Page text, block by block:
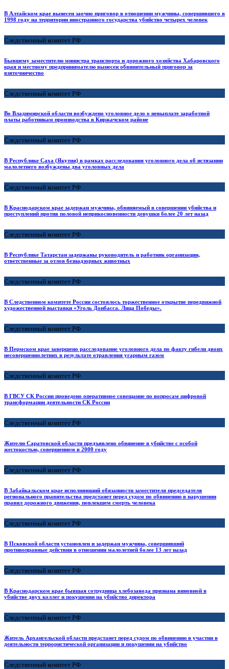
В Алтайском крае вынесен заочно приговор в отношении мужчины, совершившего в
1998 году на территории иностранного государства убийство четырех человек
Следственный комитет РФ
Бывшему заместителю министра транспорта и дорожного хозяйства Хабаровского
края и местному предпринимателю вынесен обвинительный приговор за
взяточничество
Следственный комитет РФ
Во Владимирской области возбуждено уголовное дело о невыплате заработной
платы работникам производства в Киржачском районе
Следственный комитет РФ
В Республике Саха (Якутия) в рамках расследования уголовного дела об истязании
малолетнего возбуждены два уголовных дела
Следственный комитет РФ
В Краснодарском крае задержан мужчина, обвиняемый в совершении убийства и
преступлений против половой неприкосновенности девушки более 20 лет назад
Следственный комитет РФ
В Республике Татарстан задержаны руководитель и работник организации,
ответственные за отлов безнадзорных животных
Следственный комитет РФ
В Следственном комитете России состоялось торжественное открытие передвижной
художественной выставки «Уголь Донбасса. Лица Победы».
Следственный комитет РФ
В Пермском крае завершено расследование уголовного дела по факту гибели двоих
несовершеннолетних в результате отравления угарным газом
Следственный комитет РФ
В ГВСУ СК России проведено оперативное совещание по вопросам цифровой
трансформации деятельности СК России
Следственный комитет РФ
Жителю Саратовской области предъявлено обвинение в убийстве с особой
жестокостью, совершенном в 2000 году
Следственный комитет РФ
В Забайкальском крае исполняющий обязанности заместителя председателя
регионального правительства предстанет перед судом по обвинению в нарушении
правил дорожного движения, повлекшем смерть человека
Следственный комитет РФ
В Псковской области установлен и задержан мужчина, совершивший
противоправные действия в отношении малолетней более 13 лет назад
Следственный комитет РФ
В Краснодарском крае бывшая сотрудница хлебозавода признана виновной в
убийстве двух коллег и покушении на убийство директора
Следственный комитет РФ
Житель Архангельской области предстанет перед судом по обвинению в участии в
деятельности террористической организации и покушении на убийство
Следственный комитет РФ